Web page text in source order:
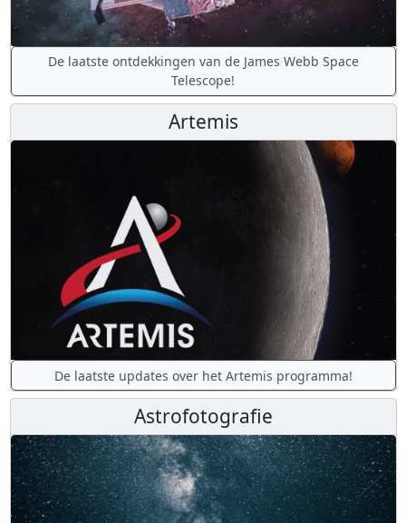
De laatste ontdekkingen van de James Webb Space
Telescope!
Artemis
De laatste updates over het Artemis programma!
Astrofotografie